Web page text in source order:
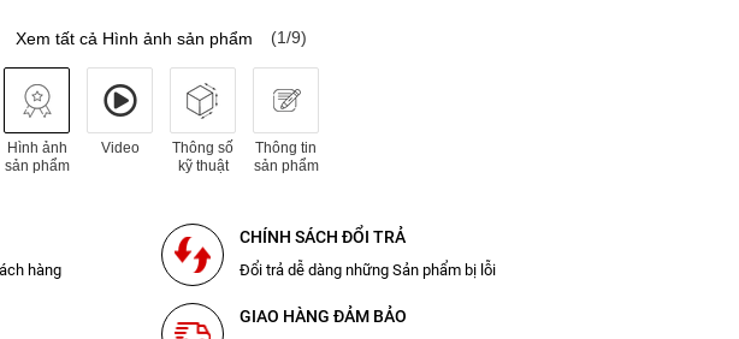
Xem tất cả Hình ảnh sản phẩm (1/9)
Hình ảnh
sản phẩm
Video
Thông số
kỹ thuật
Thông tin
sản phẩm
hàng
CHÍNH SÁCH ĐỔI TRẢ
Đổi trả dễ dàng những Sản phẩm bị lỗi
GIAO HÀNG ĐẢM BẢO